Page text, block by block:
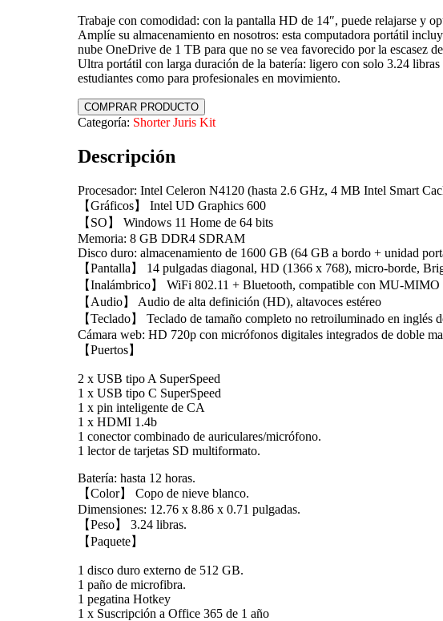
Trabaje con comodidad: con la pantalla HD de 14″, puede relajarse y
Amplíe su almacenamiento en nosotros: esta computadora portátil
nube OneDrive de 1 TB para que no se vea favorecido por la escasez
Ultra portátil con larga duración de la batería: ligero con solo 3.24
estudiantes como para profesionales en movimiento.
COMPRAR PRODUCTO
Categoría: Shorter Juris Kit
Descripción
Procesador: Intel Celeron N4120 (hasta 2.6 GHz, 4 MB Intel Smart
【Gráficos】 Intel UD Graphics 600
【SO】 Windows 11 Home de 64 bits
Memoria: 8 GB DDR4 SDRAM
Disco duro: almacenamiento de 1600 GB (64 GB a bordo + unidad
【Pantalla】 14 pulgadas diagonal, HD (1366 x 768), micro-borde,
【Inalámbrico】 WiFi 802.11 + Bluetooth, compatible con MU-MIMO
【Audio】 Audio de alta definición (HD), altavoces estéreo
【Teclado】 Teclado de tamaño completo no retroiluminado en inglés
Cámara web: HD 720p con micrófonos digitales integrados de doble
【Puertos】
2 x USB tipo A SuperSpeed
1 x USB tipo C SuperSpeed
1 x pin inteligente de CA
1 x HDMI 1.4b
1 conector combinado de auriculares/micrófono.
1 lector de tarjetas SD multiformato.
Batería: hasta 12 horas.
【Color】 Copo de nieve blanco.
Dimensiones: 12.76 x 8.86 x 0.71 pulgadas.
【Peso】 3.24 libras.
【Paquete】
1 disco duro externo de 512 GB.
1 paño de microfibra.
1 pegatina Hotkey
1 x Suscripción a Office 365 de 1 año